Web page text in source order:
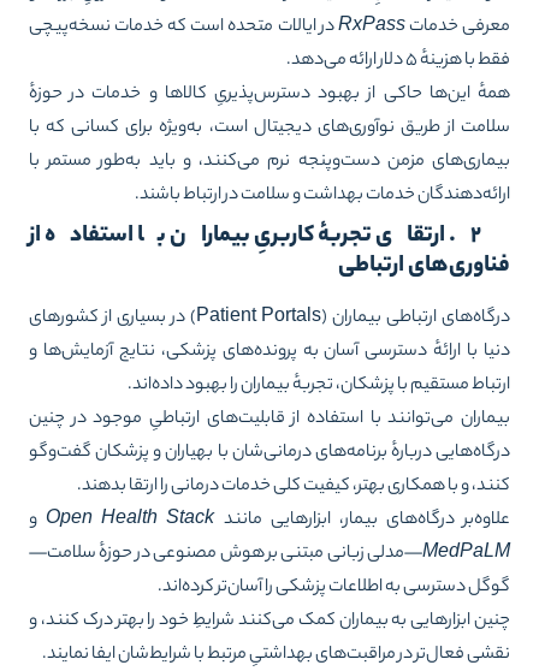
خدماتRxPassدر ایالات متحده است که خدمات نسخه‌پیچی
هزینهٔ ۵ دلار ارائه می‌دهد.
این‌ها حاکی از بهبود دسترس‌پذیریِ کالاها و خدمات در حوزهٔ
از طریق نوآوری‌های دیجیتال است، به‌ویژه برای کسانی که با
مزمن دست‌وپنجه نرم می‌کنند، و باید به‌طور مستمر با
خدمات بهداشت و سلامت در ارتباط باشند.
۲. ارتقای تجربهٔ کاربریِ بیماران با استفاده از
ارتباطی
درگاه‌های ارتباطی بیماران (Patient Portals) در بسیاری از کشورهای
با ارائهٔ دسترسی آسان به پرونده‌های پزشکی، نتایج آزمایش‌ها و
مستقیم با پزشکان، تجربهٔ بیماران را بهبود داده‌اند.
می‌توانند با استفاده از قابلیت‌های ارتباطیِ موجود در چنین
دربارهٔ برنامه‌های درمانی‌شان با بهیاران و پزشکان گفت‌وگو
و با همکاری بهتر، کیفیت کلی خدمات درمانی را ارتقا بدهند.
درگاه‌های بیمار، ابزارهایی مانندOpen Health Stackو
—مدلی زبانی مبتنی بر هوش مصنوعی در حوزهٔ سلامت—
دسترسی به اطلاعات پزشکی را آسان‌تر کرده‌اند.
ابزارهایی به بیماران کمک می‌کنند شرایطِ خود را بهتر درک کنند، و
فعال‌تر در مراقبت‌های بهداشتیِ مرتبط با شرایط‌شان ایفا نمایند.